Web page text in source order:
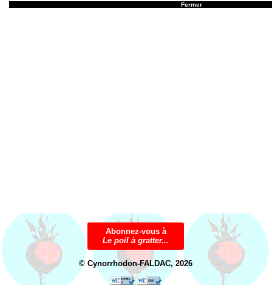
Abonnez-vous à
Le poil à gratter...
© Cynorrhodon-FALDAC, 2026